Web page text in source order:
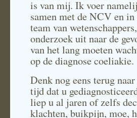
is van mij. Ik voer
samen met de NCV en in
team van
onderzoek uit naar de
van het lang moeten
op de diagnose coeliakie.
Denk nog eens terug
tijd dat u
liep u al jaren of zelfs
klachten, buikpijn, moe,